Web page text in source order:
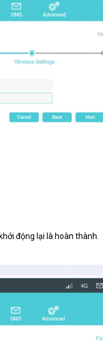
động lại là hoàn thành.